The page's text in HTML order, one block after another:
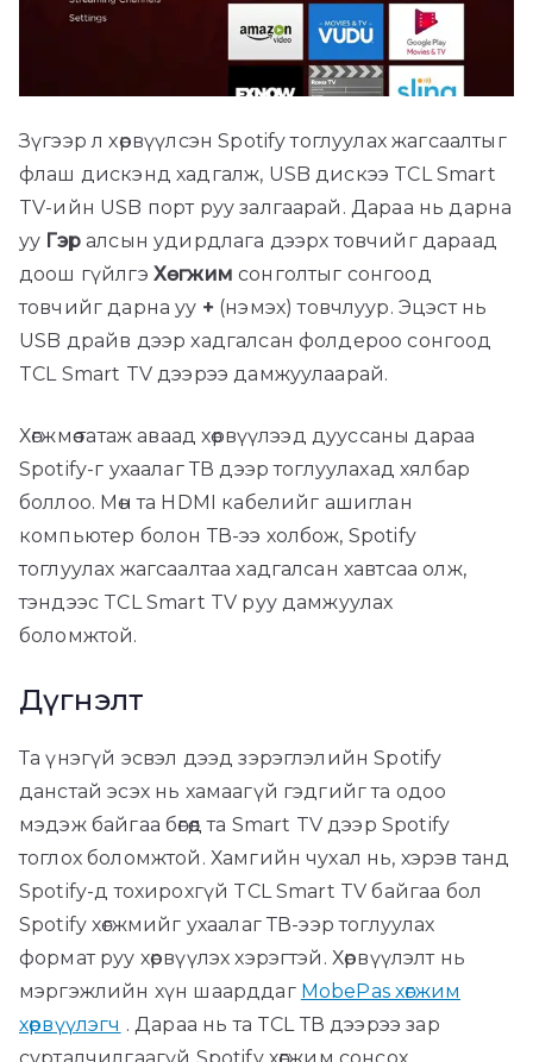
Зүгээр л хөрвүүлсэн Spotify тоглуулах жагсаалтыг
флаш дискэнд хадгалж, USB дискээ TCL Smart
TV-ийн USB порт руу залгаарай. Дараа нь дарна
уу Гэралсын удирдлага дээрх товчийг дараад
доош гүйлгэ Хөгжим сонголтыг сонгоод
товчийг дарна уу + (нэмэх) товчлуур. Эцэст нь
USB драйв дээр хадгалсан фолдероо сонгоод
TCL Smart TV дээрээ дамжуулаарай.
Хөгжмөө татаж аваад хөрвүүлээд дууссаны дараа
Spotify-г ухаалаг ТВ дээр тоглуулахад хялбар
боллоо. Мөн та HDMI кабелийг ашиглан
компьютер болон ТВ-ээ холбож, Spotify
тоглуулах жагсаалтаа хадгалсан хавтсаа олж,
тэндээс TCL Smart TV руу дамжуулах
боломжтой.
Дүгнэлт
Та үнэгүй эсвэл дээд зэрэглэлийн Spotify
данстай эсэх нь хамаагүй гэдгийг та одоо
мэдэж байгаа бөгөөд та Smart TV дээр Spotify
тоглох боломжтой. Хамгийн чухал нь, хэрэв танд
Spotify-д тохирохгүй TCL Smart TV байгаа бол
Spotify хөгжмийг ухаалаг ТВ-ээр тоглуулах
формат руу хөрвүүлэх хэрэгтэй. Хөрвүүлэлт нь
мэргэжлийн хүн шаарддаг MobePas хөгжим
хөрвүүлэгч . Дараа нь та TCL ТВ дээрээ зар